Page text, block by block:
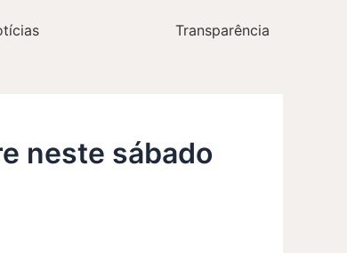
Transparência
neste sábado